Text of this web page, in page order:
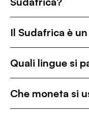
Il Sudafrica è
Quali lingue si
Che moneta si